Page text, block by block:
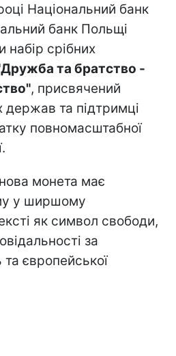
Національний банк
банк Польщі
набір срібних
та братство -
, присвячений
держав та підтримці
повномасштабної
монета має
у ширшому
як символ свободи,
за
європейської